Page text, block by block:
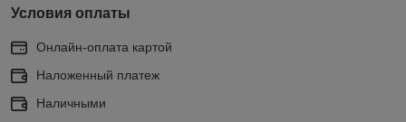
Условия оплаты
Онлайн-оплата картой
Наложенный платеж
Наличными